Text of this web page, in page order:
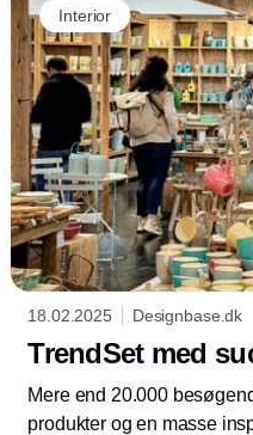
fejrer sit 30-års jubilæum
Interior
18.02.2025 Designbase.dk
TrendSet med
Mere end 20.000
produkter og en masse